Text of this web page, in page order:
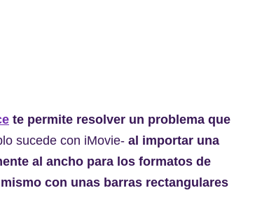
te permite resolver un problema que
sucede con iMovie- al importar una
al ancho para los formatos de
con unas barras rectangulares